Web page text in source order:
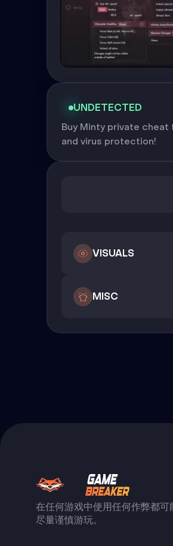
UNDETECTED
Buy Minty private
and virus protection!
VISUALS
MISC
在任何游戏中使用任何作弊都可
尽量谨慎游玩。